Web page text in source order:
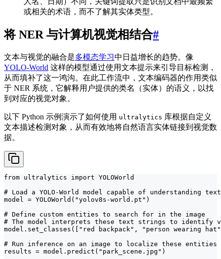
或相关的术语，而不了解其实体类型。
将 NER 与计算机视觉相结合#
文本与视觉的融合是多模态学习中日益增长的趋势。像
YOLO-World 这样的模型通过使用文本提示来引导目标检测，
从而填补了这一鸿沟。在此工作流中，文本编码器的作用类似
于 NER 系统，它解释用户提供的类名（实体）的语义，以找
到对应的视觉对象。
以下 Python 示例演示了如何使用 ultralytics 库根据自定义
文本描述检测对象，从而有效地将自然语言实体链接到视觉数
据。
from ultralytics import YOLOWorld
# Load a YOLO-World model capable of understanding
model = YOLOWorld("yolov8s-world.pt")
# Define custom entities to search for in the image
# The model interprets these text strings to identify
model.set_classes(["red backpack", "person wearing
# Run inference on an image to localize these entities
results = model.predict("park_scene.jpg")